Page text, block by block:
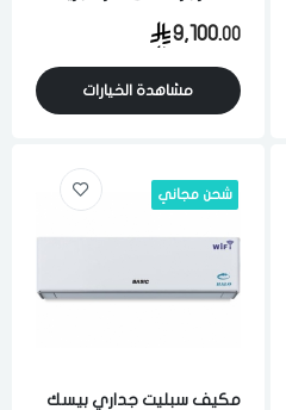
9,100.00
مشاهدة الخيارات
شحن مجاني
مكيف سبليت جداري بيسك